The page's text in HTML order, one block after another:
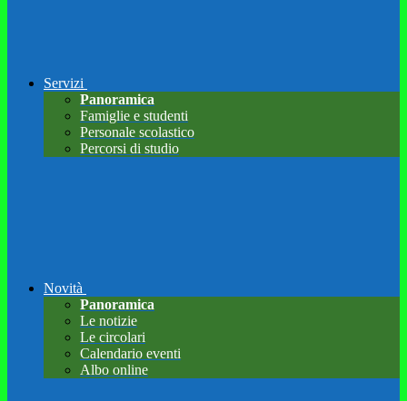
Servizi
Panoramica
Famiglie e studenti
Personale scolastico
Percorsi di studio
Novità
Panoramica
Le notizie
Le circolari
Calendario eventi
Albo online